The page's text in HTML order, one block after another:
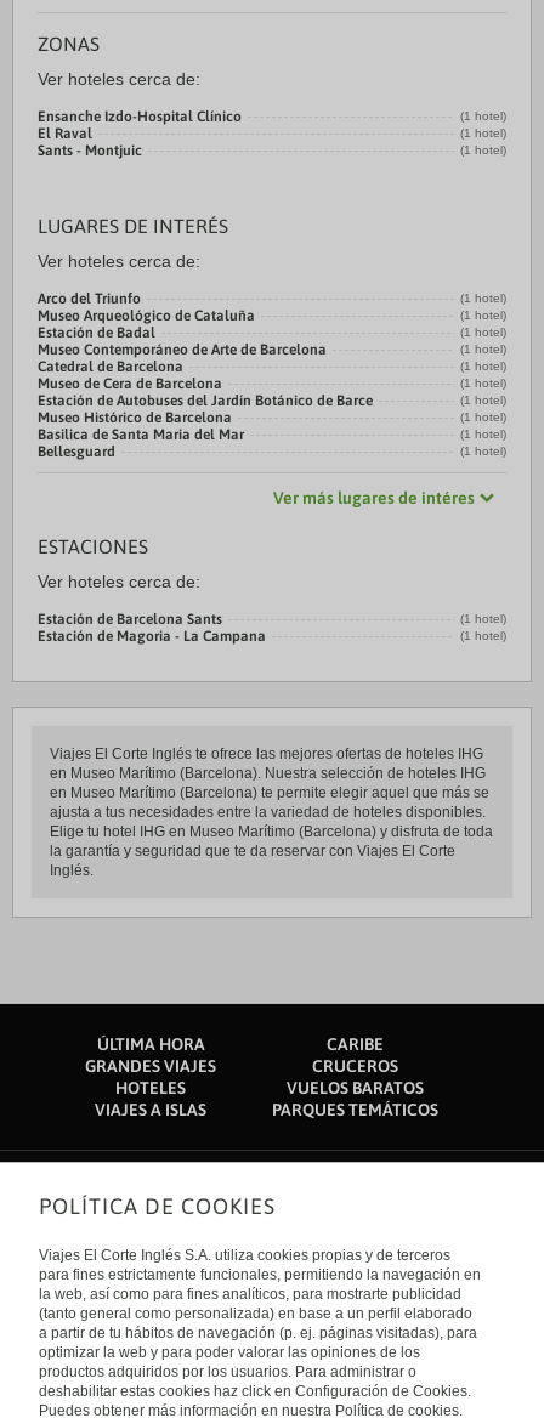
ZONAS
Ver hoteles cerca de:
Ensanche Izdo-Hospital Clínico (1 hotel)
El Raval (1 hotel)
Sants - Montjuic (1 hotel)
LUGARES DE INTERÉS
Ver hoteles cerca de:
Arco del Triunfo (1 hotel)
Museo Arqueológico de Cataluña (1 hotel)
Estación de Badal (1 hotel)
Museo Contemporáneo de Arte de Barcelona (1 hotel)
Catedral de Barcelona (1 hotel)
Museo de Cera de Barcelona (1 hotel)
Estación de Autobuses del Jardín Botánico de Barce (1 hotel)
Museo Histórico de Barcelona (1 hotel)
Basilica de Santa Maria del Mar (1 hotel)
Bellesguard (1 hotel)
Ver más lugares de intéres
ESTACIONES
Ver hoteles cerca de:
Estación de Barcelona Sants (1 hotel)
Estación de Magoria - La Campana (1 hotel)
Viajes El Corte Inglés te ofrece las mejores ofertas de hoteles IHG
en Museo Marítimo (Barcelona). Nuestra selección de hoteles IHG
en Museo Marítimo (Barcelona) te permite elegir aquel que más se
ajusta a tus necesidades entre la variedad de hoteles disponibles.
Elige tu hotel IHG en Museo Marítimo (Barcelona) y disfruta de toda
la garantía y seguridad que te da reservar con Viajes El Corte
Inglés.
ÚLTIMA HORA
CARIBE
GRANDES VIAJES
CRUCEROS
HOTELES
VUELOS BARATOS
VIAJES A ISLAS
PARQUES TEMÁTICOS
Sobre nosotros
Quiénes somos
Financiación
Sostenibilidad
Turismo accesible
Tarjeta El Corte Inglés
Trabaja con nosotros
El Corte Inglés
Canal Ético
Enlaces de interés
Guías de viaje
Catálogos
Auto check-in
Condiciones Generales
Política de privacidad
Política de cookies
Internacional
España
POLÍTICA DE COOKIES
Viajes El Corte Inglés S.A. utiliza cookies propias y de terceros
para fines estrictamente funcionales, permitiendo la navegación en
la web, así como para fines analíticos, para mostrarte publicidad
(tanto general como personalizada) en base a un perfil elaborado
a partir de tu hábitos de navegación (p. ej. páginas visitadas), para
optimizar la web y para poder valorar las opiniones de los
productos adquiridos por los usuarios. Para administrar o
deshabilitar estas cookies haz click en Configuración de Cookies.
Puedes obtener más información en nuestra Política de cookies.